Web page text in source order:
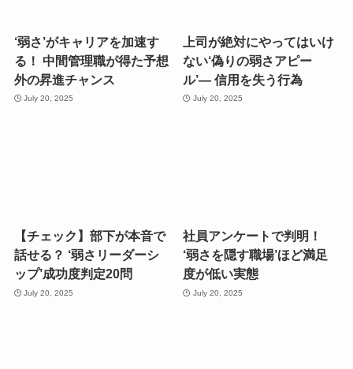
‘弱さ’がキャリアを加速す
る！ 中間管理職が得た予想
外の昇進チャンス
July 20, 2025
上司が絶対にやってはいけ
ない‘偽りの弱さアピー
ル’— 信用を失う行為
July 20, 2025
【チェック】部下が本音で
話せる？ ‘弱さリーダーシ
ップ’成功度判定20問
July 20, 2025
社員アンケートで判明！
‘弱さを隠す職場’ほど満足
度が低い実態
July 20, 2025